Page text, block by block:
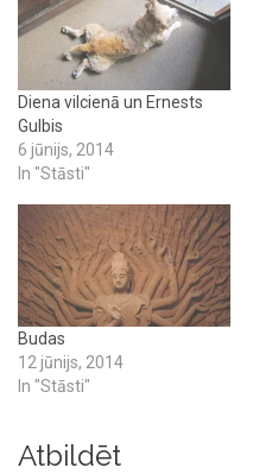
Diena vilcienā un Ernests
Gulbis
6 jūnijs, 2014
In "Stāsti"
Budas
12 jūnijs, 2014
In "Stāsti"
Atbildēt